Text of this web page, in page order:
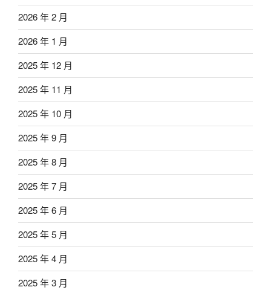
2026 年 2 月
2026 年 1 月
2025 年 12 月
2025 年 11 月
2025 年 10 月
2025 年 9 月
2025 年 8 月
2025 年 7 月
2025 年 6 月
2025 年 5 月
2025 年 4 月
2025 年 3 月